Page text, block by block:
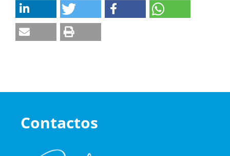
Contactos